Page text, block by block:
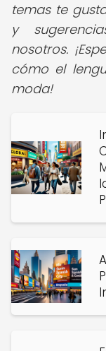
temas te
y
nosotros.
cómo el
moda!